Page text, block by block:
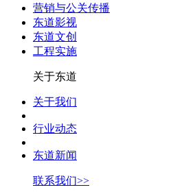
营销与公关传播
东道影视
东道文创
工程实施
关于东道
关于我们
行业动态
东道新闻
联系我们>>